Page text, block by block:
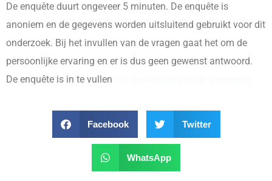
De enquête duurt ongeveer 5 minuten. De enquête is
anoniem en de gegevens worden uitsluitend gebruikt voor dit
onderzoek. Bij het invullen van de vragen gaat het om de
persoonlijke ervaring en er is dus geen gewenst antwoord.
De enquête is in te vullen
Facebook Twitter
WhatsApp